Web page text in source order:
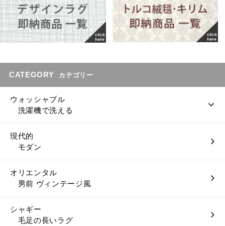
CATEGORY カテゴリー
ウォッシャブル
洗濯機で洗える
現代的
モダン
オリエンタル
男前 ヴィンテージ風
シャギー
毛足の長いラグ